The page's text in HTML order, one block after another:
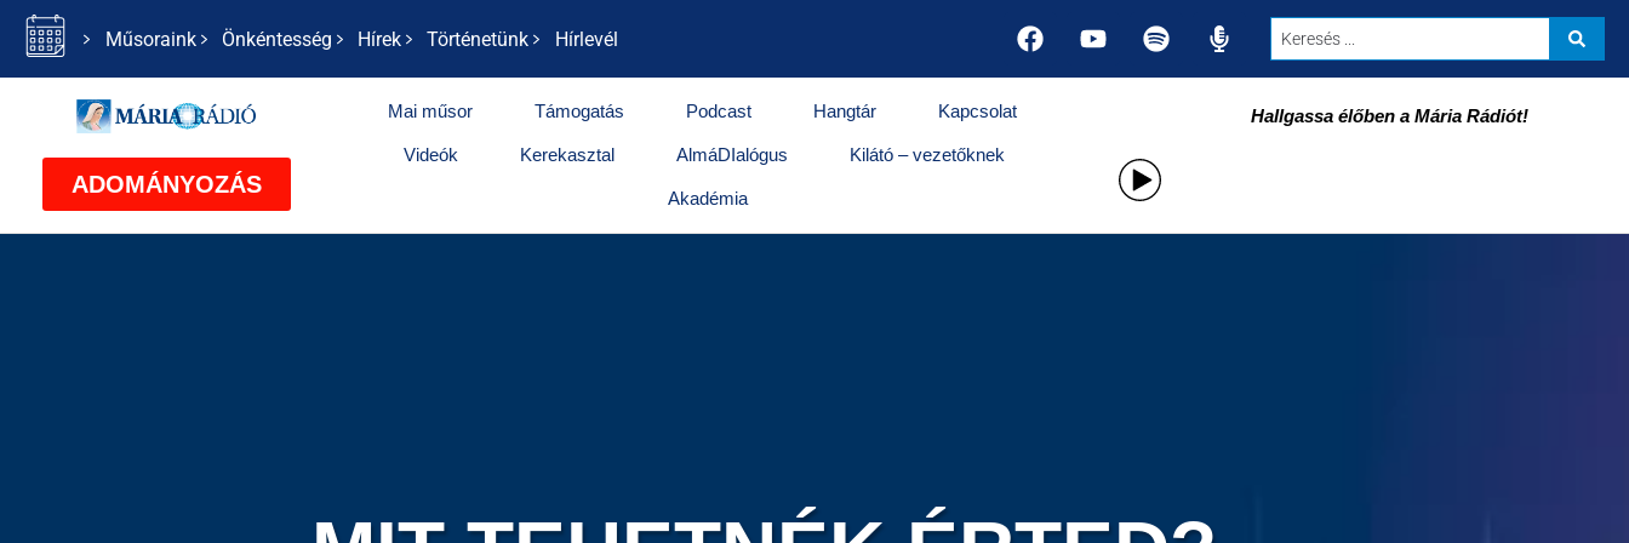
Műsoraink Önkéntesség Hírek Történetünk Hírlevél
ADOMÁNYOZÁS
Mai műsor Támogatás Podcast Hangtár Kapcsolat
Videók Kerekasztal AlmáDIalógus Kilátó – vezetőknek
Akadémia
Hallgassa élőben a Mária Rádiót!